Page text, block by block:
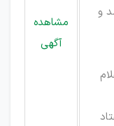
و
مشاهده
آگهی